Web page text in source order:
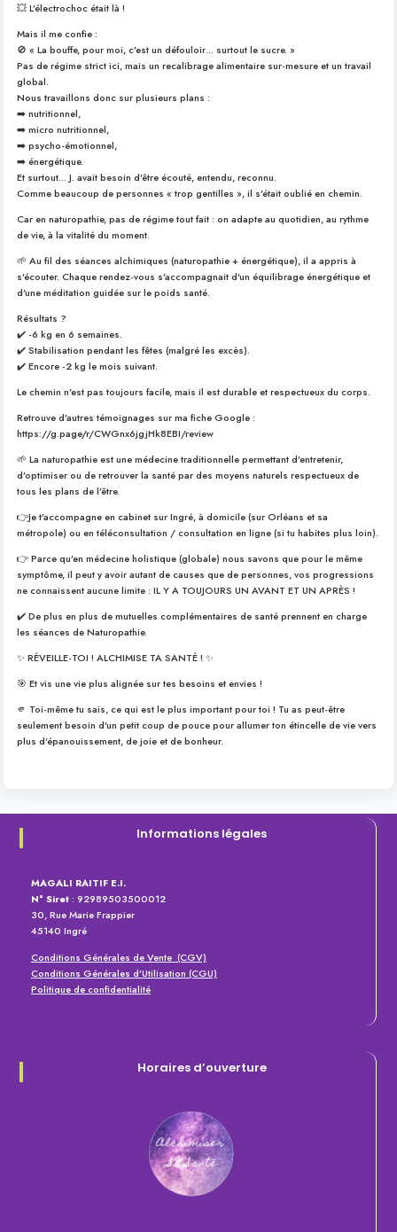
💥 L’électrochoc était là !
Mais il me confie :
🚫 « La bouffe, pour moi, c’est un défouloir… surtout le sucre. »
Pas de régime strict ici, mais un recalibrage alimentaire sur-mesure et un travail
global.
Nous travaillons donc sur plusieurs plans :
➡️ nutritionnel,
➡️ micro nutritionnel,
➡️ psycho-émotionnel,
➡️ énergétique.
Et surtout… J. avait besoin d’être écouté, entendu, reconnu.
Comme beaucoup de personnes « trop gentilles », il s’était oublié en chemin.
Car en naturopathie, pas de régime tout fait : on adapte au quotidien, au rythme
de vie, à la vitalité du moment.
🌱 Au fil des séances alchimiques (naturopathie + énergétique), il a appris à
s’écouter. Chaque rendez-vous s’accompagnait d’un équilibrage énergétique et
d’une méditation guidée sur le poids santé.
Résultats ?
✔️ -6 kg en 6 semaines.
✔️ Stabilisation pendant les fêtes (malgré les excès).
✔️ Encore -2 kg le mois suivant.
Le chemin n’est pas toujours facile, mais il est durable et respectueux du corps.
Retrouve d’autres témoignages sur ma fiche Google :
https://g.page/r/CWGnx6jgjHk8EBI/review
🌱 La naturopathie est une médecine traditionnelle permettant d’entretenir,
d’optimiser ou de retrouver la santé par des moyens naturels respectueux de
tous les plans de l’être.
👉Je t’accompagne en cabinet sur Ingré, à domicile (sur Orléans et sa
métropole) ou en téléconsultation / consultation en ligne (si tu habites plus loin).
👉 Parce qu’en médecine holistique (globale) nous savons que pour le même
symptôme, il peut y avoir autant de causes que de personnes, vos progressions
ne connaissent aucune limite : IL Y A TOUJOURS UN AVANT ET UN APRÈS !
✔️ De plus en plus de mutuelles complémentaires de santé prennent en charge
les séances de Naturopathie.
✨ RÉVEILLE-TOI ! ALCHIMISE TA SANTÉ ! ✨
🎯 Et vis une vie plus alignée sur tes besoins et envies !
🫵 Toi-même tu sais, ce qui est le plus important pour toi ! Tu as peut-être
seulement besoin d’un petit coup de pouce pour allumer ton étincelle de vie vers
plus d’épanouissement, de joie et de bonheur.
Informations légales
MAGALI RAITIF E.I.
N° Siret : 92989503500012
30, Rue Marie Frappier
45140 Ingré
Conditions Générales de Vente (CGV)
Conditions Générales d’Utilisation (CGU)
Politique de confidentialité
Horaires d’ouverture